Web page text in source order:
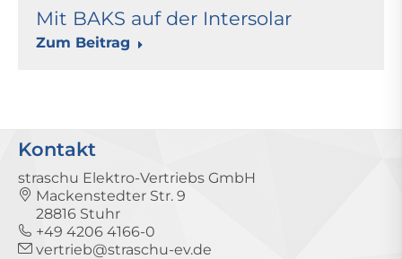
Mit BAKS auf der Intersolar
Zum Beitrag
Kontakt
straschu Elektro-Vertriebs GmbH
Mackenstedter Str. 9
28816 Stuhr
+49 4206 4166-0
vertrieb@straschu-ev.de